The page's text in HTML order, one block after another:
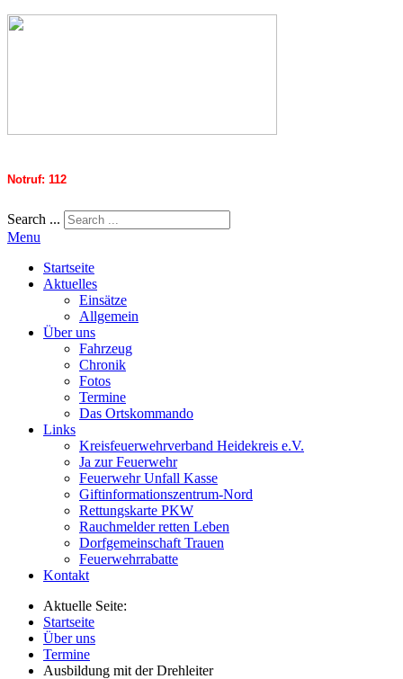
Notruf: 112
Search ...
Menu
Startseite
Aktuelles
Einsätze
Allgemein
Über uns
Fahrzeug
Chronik
Fotos
Termine
Das Ortskommando
Links
Kreisfeuerwehrverband Heidekreis e.V.
Ja zur Feuerwehr
Feuerwehr Unfall Kasse
Giftinformationszentrum-Nord
Rettungskarte PKW
Rauchmelder retten Leben
Dorfgemeinschaft Trauen
Feuerwehrrabatte
Kontakt
Aktuelle Seite:
Startseite
Über uns
Termine
Ausbildung mit der Drehleiter